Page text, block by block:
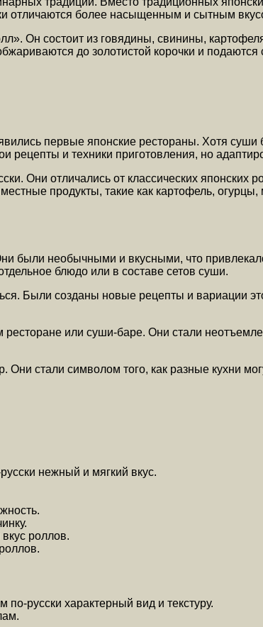
отличаются более насыщенным и сытным
Он состоит из говядины, свинины,
до золотистой корочки и подаются
первые японские рестораны. Хотя
и техники приготовления, но
Они отличались от классических японских
продукты, такие как картофель,
были необычными и вкусными, что
блюдо или в составе сетов суши.
Были созданы новые рецепты и вариации
или суши-баре. Они стали
стали символом того, как разные кухни
нежный и мягкий вкус.
роллов.
русски характерный вид и текстуру.